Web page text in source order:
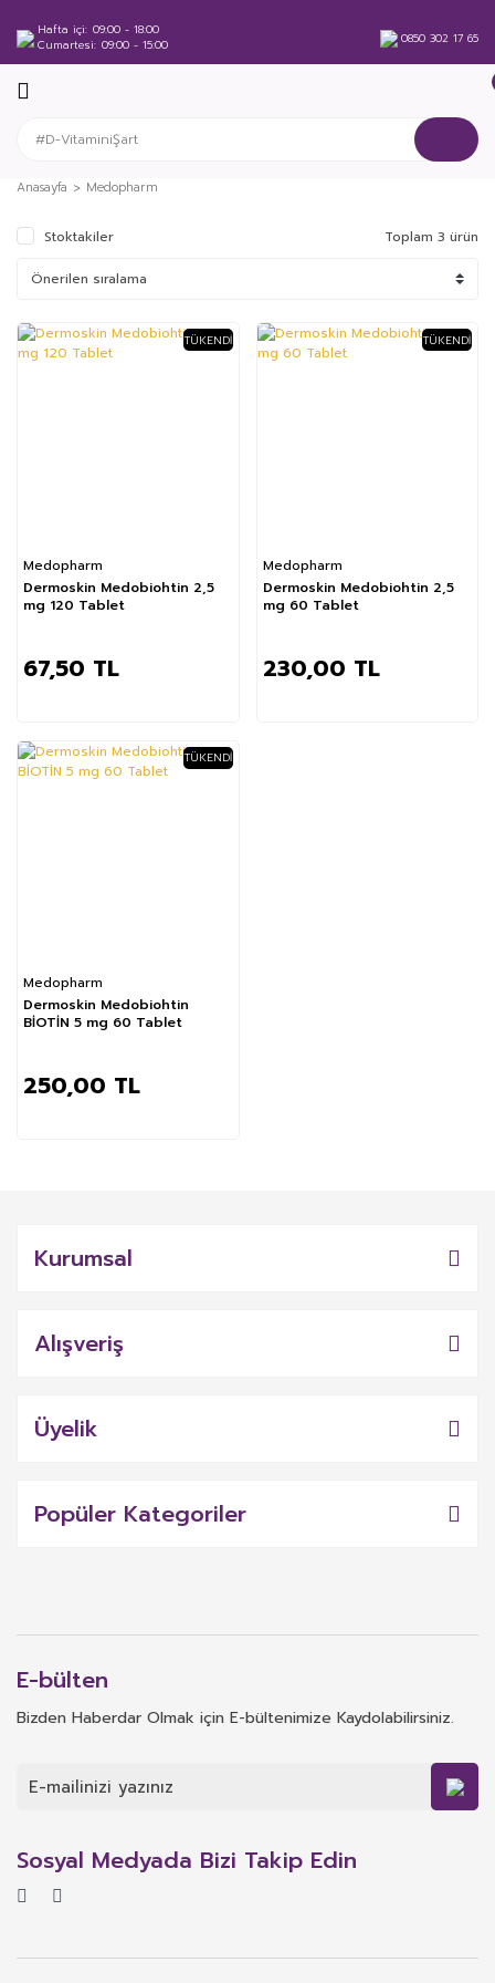
Hafta içi 09:00 - 18:00
Cumartesi 09:00 - 15:00 0850 302 17 65
Anasayfa Medopharm
Stoktakiler Toplam 3 ürün
TÜKENDI
Medopharm
Dermoskin Medobiohtin 2,5
mg 120 Tablet
67,50 TL
TÜKENDI
Medopharm
Dermoskin Medobiohtin 2,5
mg 60 Tablet
230,00 TL
TÜKENDI
Medopharm
Dermoskin Medobiohtin
BİOTİN 5 mg 60 Tablet
250,00 TL
Kurumsal
Alışveriş
Üyelik
Popüler Kategoriler
E-bülten
Bizden Haberdar Olmak için E-bültenimize Kaydolabilirsiniz.
Sosyal Medyada Bizi Takip Edin